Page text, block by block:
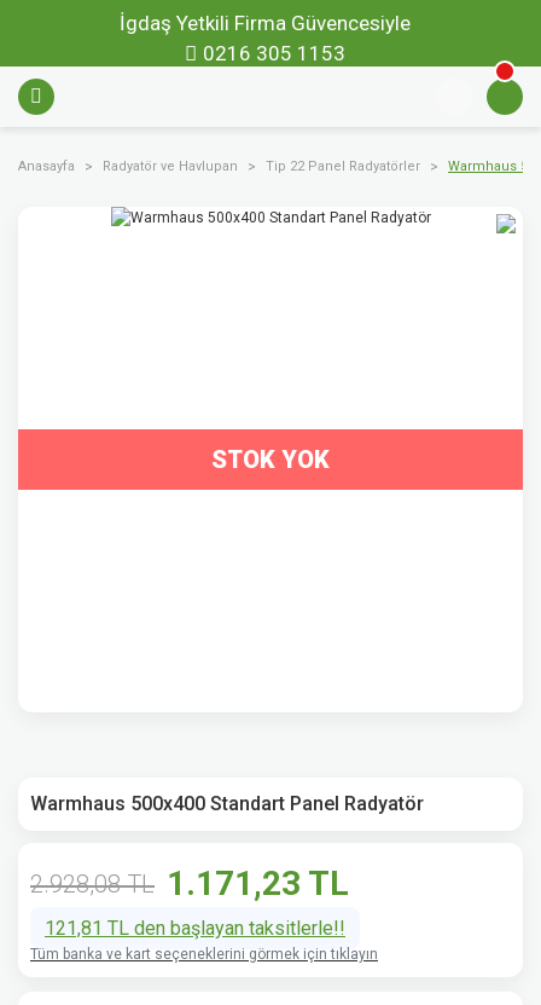
İgdaş Yetkili Firma Güvencesiyle
0216 305 1153
Anasayfa Radyatör ve Havlupan Tip 22 Panel Radyatörler Warmhaus
STOK YOK
Warmhaus 500x400 Standart Panel Radyatör
2.928,08 TL 1.171,23 TL
121,81 TL den başlayan taksitlerle!!
Tüm banka ve kart seçeneklerini görmek için tıklayın